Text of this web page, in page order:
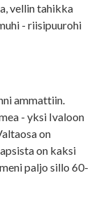
vellin tahikka
- riisipuurohi
ammattiin.
- yksi Ivaloon
on
on kaksi
paljo sillo 60-